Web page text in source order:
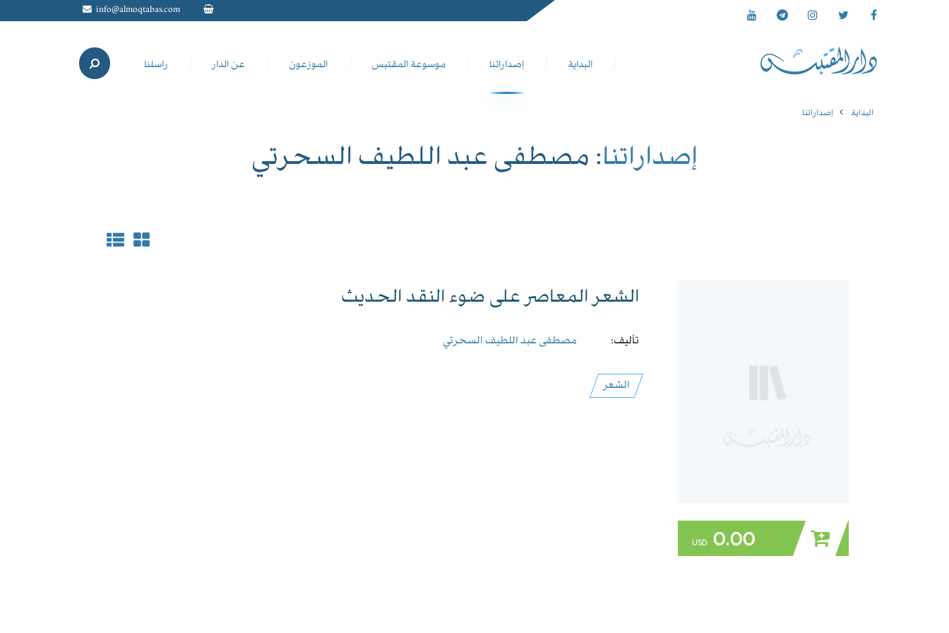
info@almoqtabas.com
البداية إصداراتنا موسوعة المقتبس الموزعون عن الدار راسلنا
البداية إصداراتنا
إصداراتنا: مصطفى عبد اللطيف السحرتي
0.00
USD
الشعر المعاصر على ضوء النقد الحديث
تأليف: مصطفى عبد اللطيف السحرتي
الشعر